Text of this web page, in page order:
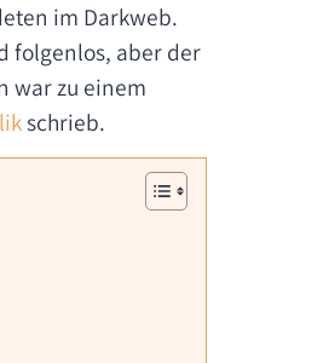
im Darkweb.
folgenlos, aber der
war zu einem
schrieb.